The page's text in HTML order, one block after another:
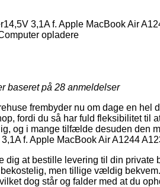
3,1A f. Apple MacBook Air
opladere
baseret på 28 anmeldelser
frembyder nu om dage en hel
fordi du så har fuld fleksibilitet til
og i mange tilfælde desuden den
f. Apple MacBook Air A1244
dig at bestille levering til din
men tillige vældig
dog står og falder med at du